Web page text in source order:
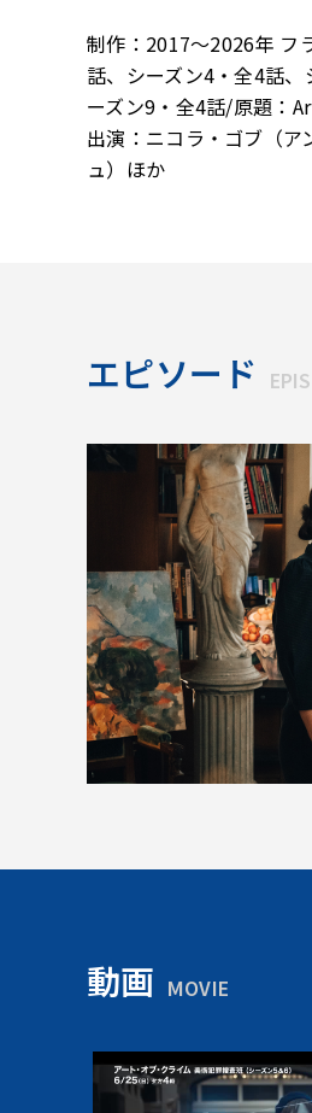
制作：2017～2026年 フ
話、シーズン4・全4話
ーズン9・全4話/原題：
出演：ニコラ・ゴブ（ア
ュ）ほか
エピソード
動画 MOVIE